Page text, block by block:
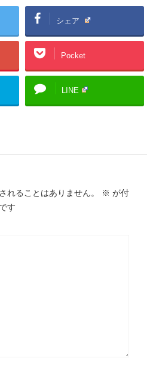
シェア
Pocket
LINE
れることはありません。 ※ が付
す